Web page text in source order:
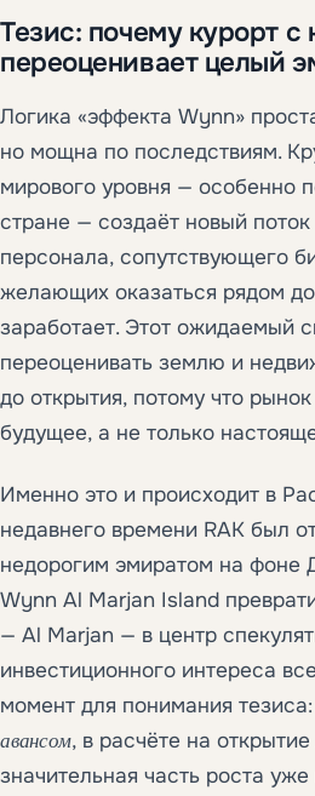
Тезис: почему курорт с
переоценивает целый
Логика «эффекта Wynn»
но мощна по последствиям.
мирового уровня — особенно
стране — создаёт новый поток
персонала, сопутствующего
желающих оказаться рядом до
заработает. Этот ожидаемый
переоценивать землю и
до открытия, потому что
будущее, а не только
Именно это и происходит в
недавнего времени RAK был
недорогим эмиратом на фоне
Wynn Al Marjan Island
— Al Marjan — в центр
инвестиционного интереса
момент для понимания
авансом, в расчёте на
значительная часть роста